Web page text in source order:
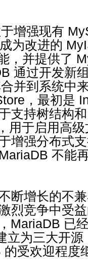
增强现有
为改进的
，并提供了
通过开发新
并到系统中
，最初是
支持树结构
用于启用高
增强分布式
不能
断增长的不
烈竞争中受
MariaDB 已
立为三大开
受欢迎程度